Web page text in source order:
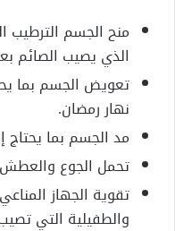
منح الجسم الترطيب
الذي يصيب الصائم
تعويض الجسم بما
نهار رمضان.
مد الجسم بما يحتاج
تحمل الجوع
تقوية الجهاز
والطفيلية التي